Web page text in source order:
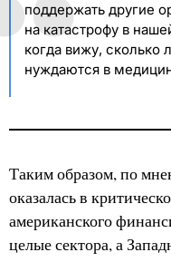
поддержать другие
на катастрофу в
когда вижу, сколько
нуждаются в
Таким образом, по
оказалась в
американского
целые сектора, а